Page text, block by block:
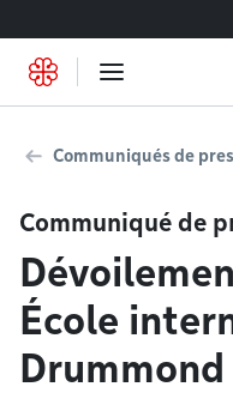
Communiqués de
Communiqué de
École
Drummond